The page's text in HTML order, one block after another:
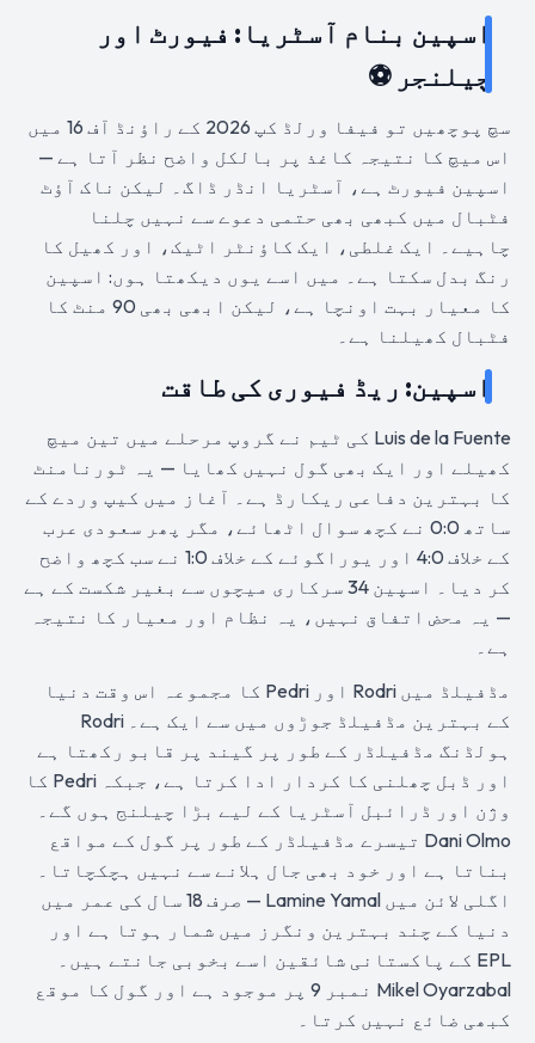
اسپین بنام آسٹریا: فیورٹ اور
چیلنجر ⚽
سچ پوچھیں تو فیفا ورلڈ کپ 2026 کے راؤنڈ آف 16 میں
اس میچ کا نتیجہ کاغذ پر بالکل واضح نظر آتا ہے —
اسپین فیورٹ ہے، آسٹریا انڈر ڈاگ۔ لیکن ناک آؤٹ
فٹبال میں کبھی بھی حتمی دعوے سے نہیں چلنا
چاہیے۔ ایک غلطی، ایک کاؤنٹر اٹیک، اور کھیل کا
رنگ بدل سکتا ہے۔ میں اسے یوں دیکھتا ہوں: اسپین
کا معیار بہت اونچا ہے، لیکن ابھی بھی 90 منٹ کا
فٹبال کھیلنا ہے۔
اسپین: ریڈ فیوری کی طاقت
Luis de la Fuente کی ٹیم نے گروپ مرحلے میں تین میچ
کھیلے اور ایک بھی گول نہیں کھایا — یہ ٹورنامنٹ
کا بہترین دفاعی ریکارڈ ہے۔ آغاز میں کیپ وردے کے
ساتھ 0:0 نے کچھ سوال اٹھائے، مگر پھر سعودی عرب
کے خلاف 4:0 اور یوراگوئے کے خلاف 1:0 نے سب کچھ واضح
کر دیا۔ اسپین 34 سرکاری میچوں سے بغیر شکست کے ہے
— یہ محض اتفاق نہیں، یہ نظام اور معیار کا نتیجہ
ہے۔
مڈفیلڈ میں Rodri اور Pedri کا مجموعہ اس وقت دنیا
کے بہترین مڈفیلڈ جوڑوں میں سے ایک ہے۔ Rodri
ہولڈنگ مڈفیلڈر کے طور پر گیند پر قابو رکھتا ہے
اور ڈبل چھلنی کا کردار ادا کرتا ہے، جبکہ Pedri کا
وژن اور ڈرائبل آسٹریا کے لیے بڑا چیلنج ہوں گے۔
Dani Olmo تیسرے مڈفیلڈر کے طور پر گول کے مواقع
بناتا ہے اور خود بھی جال ہلانے سے نہیں ہچکچاتا۔
اگلی لائن میں Lamine Yamal — صرف 18 سال کی عمر میں
دنیا کے چند بہترین ونگرز میں شمار ہوتا ہے اور
EPL کے پاکستانی شائقین اسے بخوبی جانتے ہیں۔
Mikel Oyarzabal نمبر 9 پر موجود ہے اور گول کا موقع
کبھی ضائع نہیں کرتا۔